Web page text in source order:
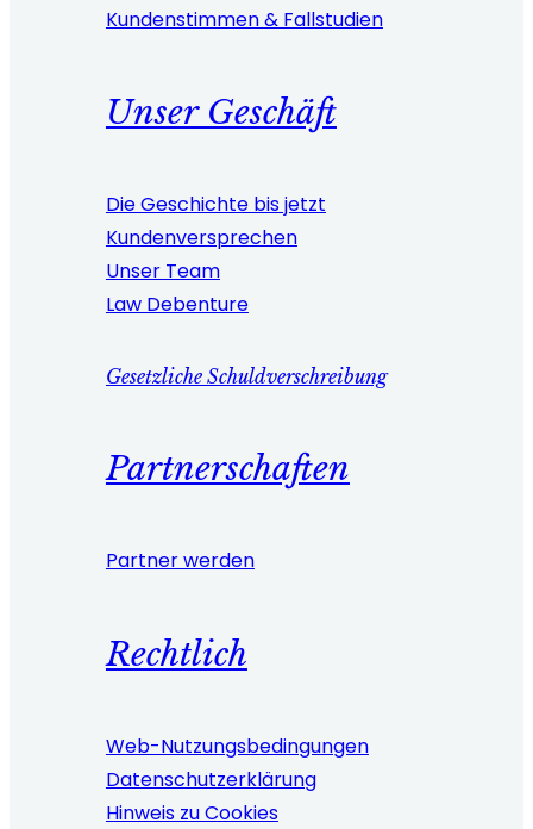
Kundenstimmen & Fallstudien
Unser Geschäft
Die Geschichte bis jetzt
Kundenversprechen
Unser Team
Law Debenture
Gesetzliche Schuldverschreibung
Partnerschaften
Partner werden
Rechtlich
Web-Nutzungsbedingungen
Datenschutzerklärung
Hinweis zu Cookies